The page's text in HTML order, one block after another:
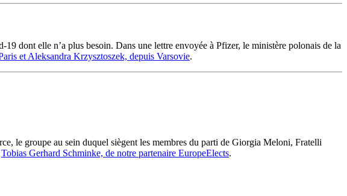
dont elle n’a plus besoin. Dans une lettre envoyée à Pfizer, le ministère polonais de la
et Aleksandra Krzysztoszek, depuis Varsovie.
le groupe au sein duquel siègent les membres du parti de Giorgia Meloni, Fratelli
Tobias Gerhard Schminke, de notre partenaire EuropeElects.